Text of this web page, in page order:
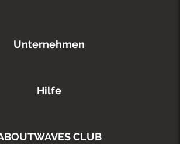
Unternehmen
Hilfe
CLUB